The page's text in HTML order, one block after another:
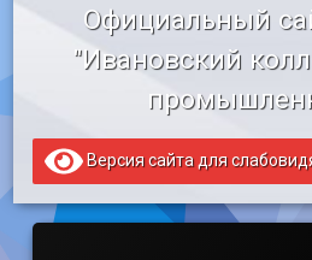
Образовательный кредит
Официальный
"Ивановский
Версия сайта для